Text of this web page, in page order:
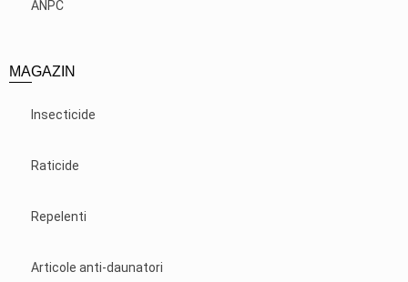
ANPC
MAGAZIN
Insecticide
Raticide
Repelenti
Articole anti-daunatori